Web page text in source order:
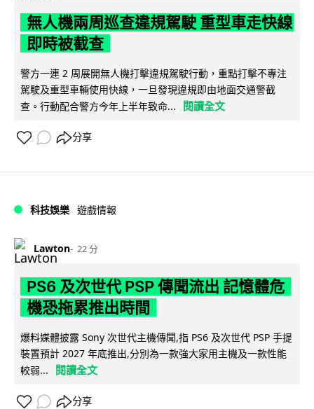
無人機兩周巡查違規駕駛 重型車走快線
即時被截查
警方一連 2 周展開無人機打擊違規駕駛行動，重點打擊不專注
駕駛及重型車輛使用快線，一旦發現違規即由地面交通警截
查。行動配合警方今年上半年致命...
閱讀全文
分享
科技娛樂 遊戲情報
Lawton 22 分
PS6 及次世代 PSP 傳聞流出 記憶體危
機恐拖累推出時間
爆料媒體披露 Sony 次世代主機傳聞,指 PS6 及次世代 PSP 手提
裝置預計 2027 年底推出,分別為一款強大家用主機及一款性能
較弱...
閱讀全文
分享